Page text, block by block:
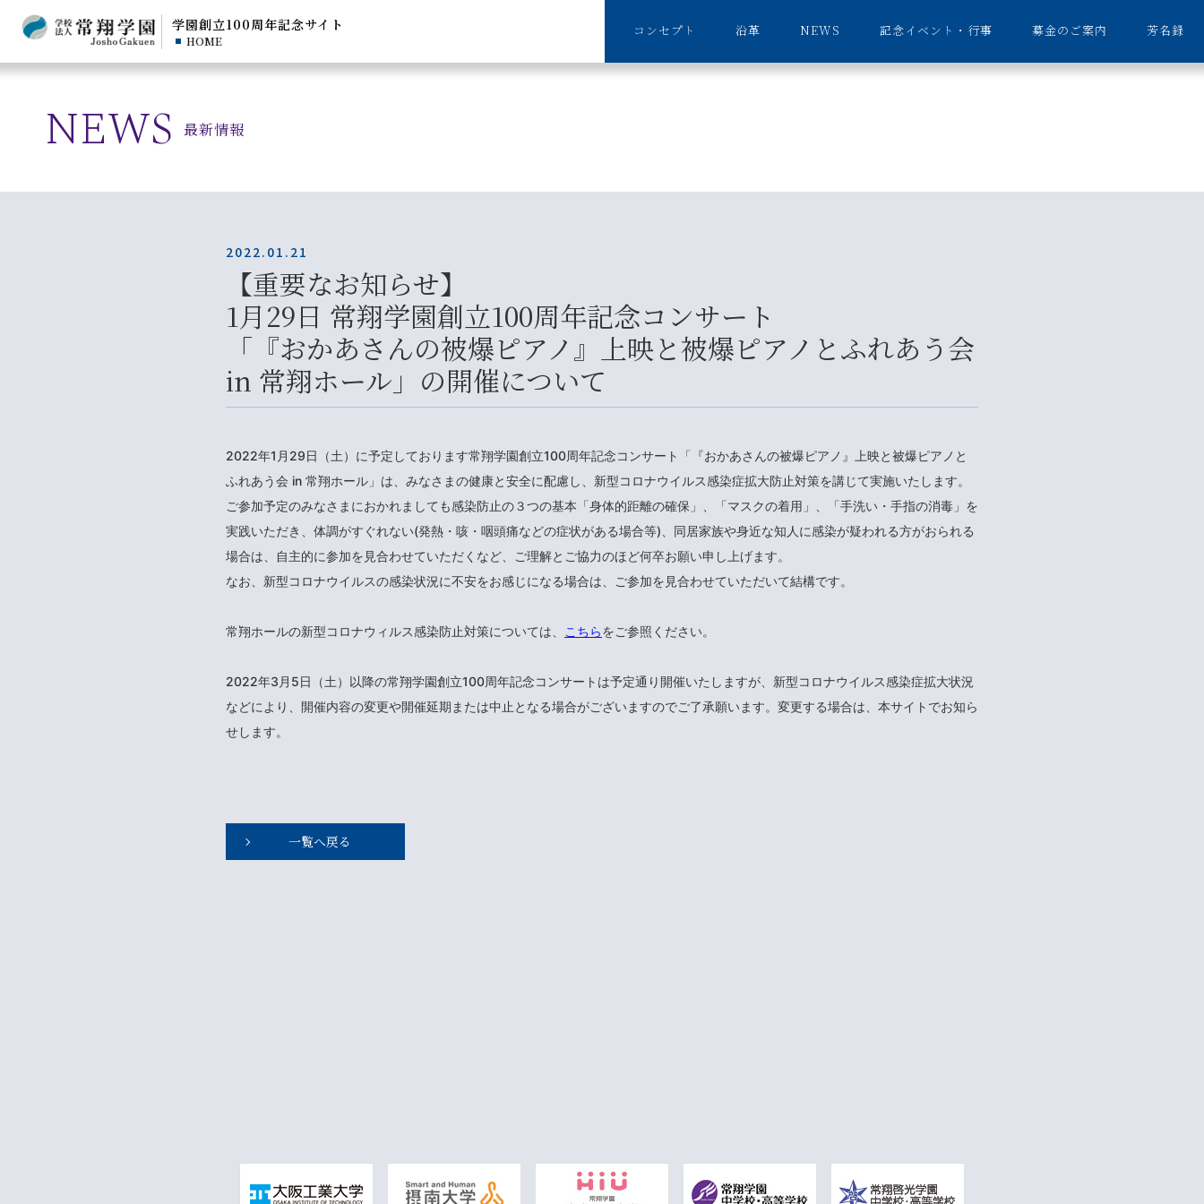
学園創立100周年記念サイト
HOME
コンセプト 沿革 NEWS 記念イベント・行事 募金のご案内 芳名録
NEWS 最新情報
2022.01.21
【重要なお知らせ】
1月29日 常翔学園創立100周年記念コンサート
「『おかあさんの被爆ピアノ』上映と被爆ピアノとふれあう会
in 常翔ホール」の開催について
2022年1月29日（土）に予定しております常翔学園創立100周年記念コンサート「『おかあさんの被爆ピアノ』上映と被爆ピアノと
ふれあう会 in 常翔ホール」は、みなさまの健康と安全に配慮し、新型コロナウイルス感染症拡大防止対策を講じて実施いたします。
ご参加予定のみなさまにおかれましても感染防止の３つの基本「身体的距離の確保」、「マスクの着用」、「手洗い・手指の消毒」を
実践いただき、体調がすぐれない(発熱・咳・咽頭痛などの症状がある場合等)、同居家族や身近な知人に感染が疑われる方がおられる
場合は、自主的に参加を見合わせていただくなど、ご理解とご協力のほど何卒お願い申し上げます。
なお、新型コロナウイルスの感染状況に不安をお感じになる場合は、ご参加を見合わせていただいて結構です。
常翔ホールの新型コロナウィルス感染防止対策については、 こちらをご参照ください。
2022年3月5日（土）以降の常翔学園創立100周年記念コンサートは予定通り開催いたしますが、新型コロナウイルス感染症拡大状況
などにより、開催内容の変更や開催延期または中止となる場合がございますのでご了承願います。変更する場合は、本サイトでお知ら
せします。
一覧へ戻る